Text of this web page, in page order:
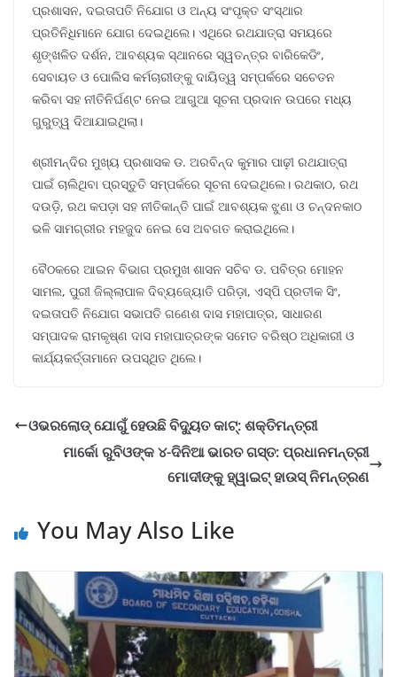
ପ୍ରଶାସନ, ଦଇତାପତି ନିଯୋଗ ଓ ଅନ୍ୟ ସଂପୃକ୍ତ ସଂସ୍ଥାର
ପ୍ରତିନିଧିମାନେ ଯୋଗ ଦେଇଥିଲେ। ଏଥିରେ ରଥଯାତ୍ରା ସମୟରେ
ଶୃଙ୍ଖଳିତ ଦର୍ଶନ, ଆବଶ୍ୟକ ସ୍ଥାନରେ ସ୍ୱତନ୍ତ୍ର ବାରିକେଡିଂ,
ସେବାୟତ ଓ ପୋଲିସ କର୍ମଚାରୀଙ୍କୁ ଦାୟିତ୍ୱ ସମ୍ପର୍କରେ ସଚେତନ
କରିବା ସହ ନୀତିନିର୍ଘଣ୍ଟ ନେଇ ଆଗୁଆ ସୂଚନା ପ୍ରଦାନ ଉପରେ ମଧ୍ୟ
ଗୁରୁତ୍ୱ ଦିଆଯାଇଥିଲା।
ଶ୍ରୀମନ୍ଦିର ମୁଖ୍ୟ ପ୍ରଶାସକ ଡ. ଅରବିନ୍ଦ କୁମାର ପାଢ଼ୀ ରଥଯାତ୍ରା
ପାଇଁ ଚାଲିଥିବା ପ୍ରସ୍ତୁତି ସମ୍ପର୍କରେ ସୂଚନା ଦେଇଥିଲେ। ରଥକାଠ, ରଥ
ଦଉଡ଼ି, ରଥ କପଡ଼ା ସହ ନୀତିକାନ୍ତି ପାଇଁ ଆବଶ୍ୟକ ଝୁଣା ଓ ଚନ୍ଦନକାଠ
ଭଳି ସାମଗ୍ରୀର ମହଜୁଦ ନେଇ ସେ ଅବଗତ କରାଇଥିଲେ।
ବୈଠକରେ ଆଇନ ବିଭାଗ ପ୍ରମୁଖ ଶାସନ ସଚିବ ଡ. ପବିତ୍ର ମୋହନ
ସାମଲ, ପୁରୀ ଜିଲ୍ଲାପାଳ ଦିବ୍ୟଜ୍ୟୋତି ପରିଡ଼ା, ଏସ୍‌ପି ପ୍ରତୀକ ସିଂ,
ଦଇତାପତି ନିଯୋଗ ସଭାପତି ଗଣେଶ ଦାସ ମହାପାତ୍ର, ସାଧାରଣ
ସମ୍ପାଦକ ରାମକୃଷ୍ଣ ଦାସ ମହାପାତ୍ରଙ୍କ ସମେତ ବରିଷ୍ଠ ଅଧିକାରୀ ଓ
କାର୍ଯ୍ୟକର୍ତ୍ତାମାନେ ଉପସ୍ଥିତ ଥିଲେ।
ଓଭରଲୋଡ୍ ଯୋଗୁଁ ହେଉଛି ବିଦ୍ୟୁତ କାଟ୍: ଶକ୍ତିମନ୍ତ୍ରୀ
ମାର୍କୋ ରୁବିଓଙ୍କ ୪-ଦିନିଆ ଭାରତ ଗସ୍ତ: ପ୍ରଧାନମନ୍ତ୍ରୀ
ମୋଦୀଙ୍କୁ ହ୍ୱାଇଟ୍ ହାଉସ୍ ନିମନ୍ତ୍ରଣ
You May Also Like